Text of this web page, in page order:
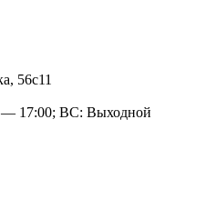
56с11
17:00; ВС: Выходной